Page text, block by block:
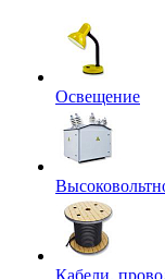
Освещение
Кабели,